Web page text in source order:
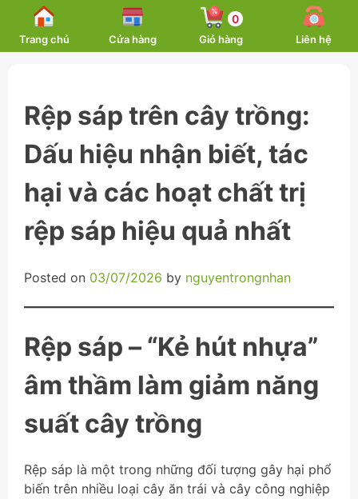
content
Trang chủ Cửa hàng
0
Giỏ hàng Liên hệ
Rệp sáp trên cây trồng:
Dấu hiệu nhận biết, tác
hại và các hoạt chất trị
rệp sáp hiệu quả nhất
Posted on 03/07/2026 by nguyentrongnhan
Rệp sáp – “Kẻ hút nhựa”
âm thầm làm giảm năng
suất cây trồng
Rệp sáp là một trong những đối tượng gây hại phổ
biến trên nhiều loại cây ăn trái và cây công nghiệp